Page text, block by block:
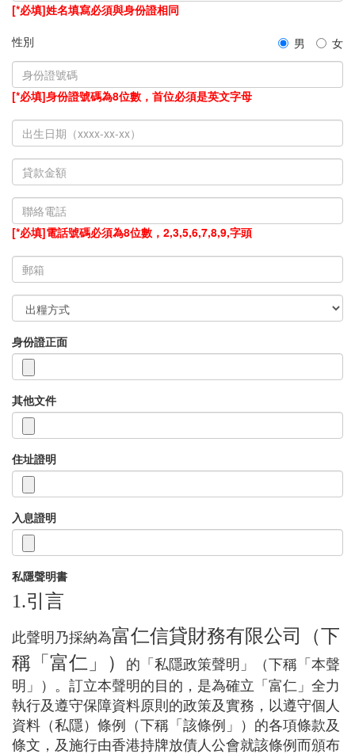
[*必填]姓名填寫必須與身份證相同
性別
男 女
[*必填]身份證號碼為8位數，首位必須是英文字母
[*必填]電話號碼必須為8位數，2,3,5,6,7,8,9,字頭
身份證正面
其他文件
住址證明
入息證明
私隱聲明書
1.引言
此聲明乃採納為富仁信貸財務有限公司（下
稱「富仁」）
的「私隱政策聲明」（下稱「本聲
明」）。訂立本聲明的目的，是為確立「富仁」全力
執行及遵守保障資料原則的政策及實務，以遵守個人
資料（私隱）條例（下稱「該條例」）的各項條款及
條文，及施行由香港持牌放債人公會就該條例而頒布